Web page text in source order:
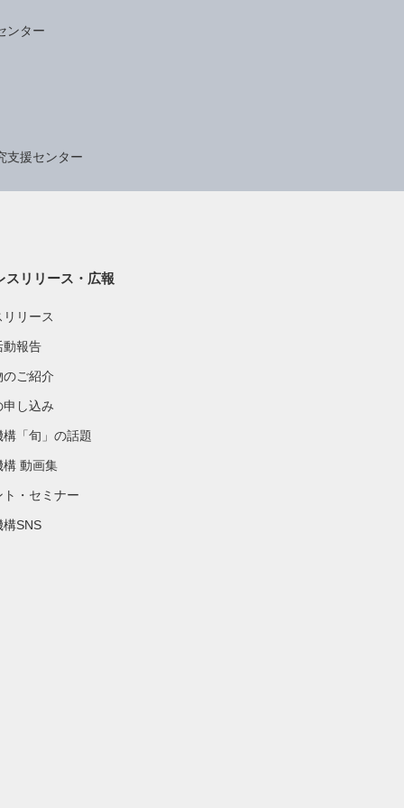
ンター
支援センター
スリリース・広報
リース
動報告
のご紹介
申し込み
構「旬」の話題
構 動画集
ト・セミナー
構SNS